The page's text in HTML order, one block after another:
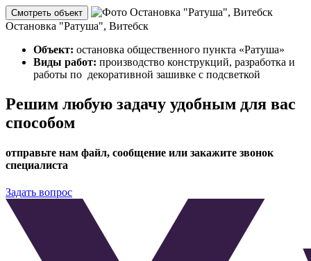
Смотреть объект
Остановка "Ратуша", Витебск
Объект: остановка общественного пункта «Ратуша»
Виды работ: производство конструкций, разработка и
работы по декоративной зашивке с подсветкой
Решим любую задачу удобным для вас
способом
отправьте нам файл, сообщение или закажите звонок
специалиста
Задать вопрос